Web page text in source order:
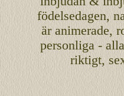
födelsedagen,
äranimerade,
personliga-
riktigt,